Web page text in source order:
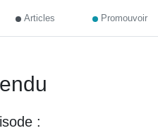
Articles Promouvoir
: